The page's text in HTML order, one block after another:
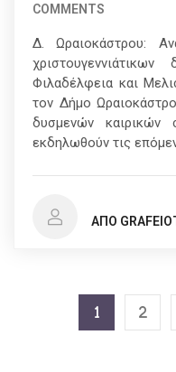
COMMENTS
Δ. Ωραιοκάστρου:
Φιλαδέλφεια και
τον Δήμο
δυσμενών καιρικών
εκδηλωθούν τις
ΑΠΌ
1 2